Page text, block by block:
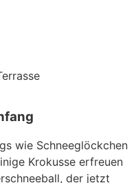
wie Schneeglöckchen
Krokusse erfreuen
der jetzt